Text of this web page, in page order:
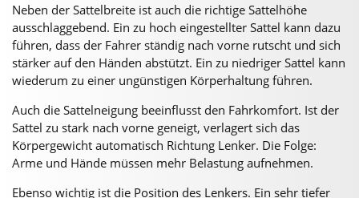
Neben der Sattelbreite ist auch die richtige Sattelhöhe
ausschlaggebend. Ein zu hoch eingestellter Sattel kann dazu
führen, dass der Fahrer ständig nach vorne rutscht und sich
stärker auf den Händen abstützt. Ein zu niedriger Sattel kann
wiederum zu einer ungünstigen Körperhaltung führen.
Auch die Sattelneigung beeinflusst den Fahrkomfort. Ist der
Sattel zu stark nach vorne geneigt, verlagert sich das
Körpergewicht automatisch Richtung Lenker. Die Folge:
Arme und Hände müssen mehr Belastung aufnehmen.
Ebenso wichtig ist die Position des Lenkers. Ein sehr tiefer